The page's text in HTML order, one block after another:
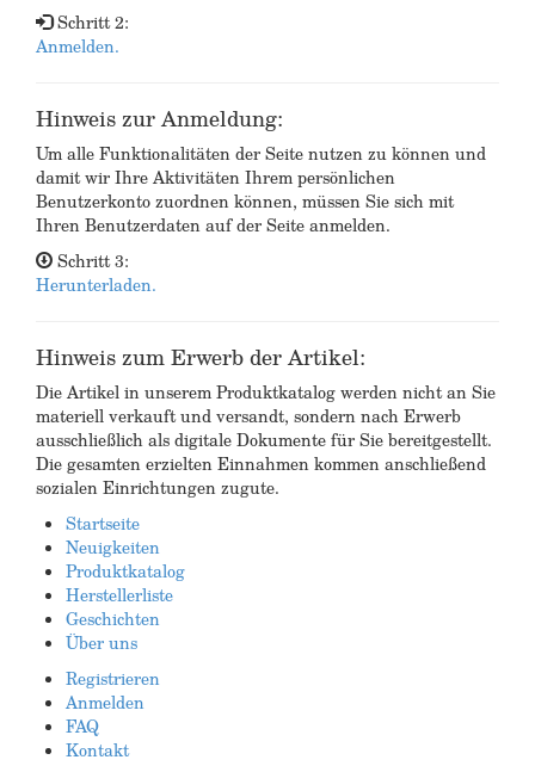
Schritt 2:
Anmelden.
Hinweis zur Anmeldung:
Um alle Funktionalitäten der Seite nutzen zu können und
damit wir Ihre Aktivitäten Ihrem persönlichen
Benutzerkonto zuordnen können, müssen Sie sich mit
Ihren Benutzerdaten auf der Seite anmelden.
Schritt 3:
Herunterladen.
Hinweis zum Erwerb der Artikel:
Die Artikel in unserem Produktkatalog werden nicht an Sie
materiell verkauft und versandt, sondern nach Erwerb
ausschließlich als digitale Dokumente für Sie bereitgestellt.
Die gesamten erzielten Einnahmen kommen anschließend
sozialen Einrichtungen zugute.
Startseite
Neuigkeiten
Produktkatalog
Herstellerliste
Geschichten
Über uns
Registrieren
Anmelden
FAQ
Kontakt